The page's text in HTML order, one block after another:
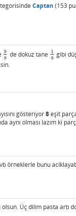
Captan (153
9
8
98 de dokuz tane
1
8
18 gibi
gösteriyor8eşit
aynı olması lazım ki
örneklerle bunu
Üç dilim pasta artı